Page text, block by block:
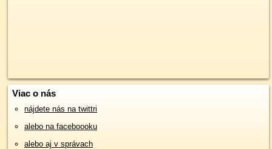
Viac o nás
nájdete nás na twittri
alebo na faceboooku
alebo aj v správach